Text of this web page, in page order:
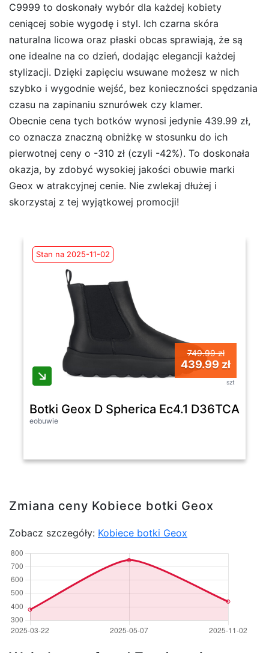
C9999 to doskonały wybór dla każdej kobiety
ceniącej sobie wygodę i styl. Ich czarna skóra
naturalna licowa oraz płaski obcas sprawiają, że są
one idealne na co dzień, dodając elegancji każdej
stylizacji. Dzięki zapięciu wsuwane możesz w nich
szybko i wygodnie wejść, bez konieczności spędzania
czasu na zapinaniu sznurówek czy klamer.
Obecnie cena tych botków wynosi jedynie 439.99 zł,
co oznacza znaczną obniżkę w stosunku do ich
pierwotnej ceny o -310 zł (czyli -42%). To doskonała
okazja, by zdobyć wysokiej jakości obuwie marki
Geox w atrakcyjnej cenie. Nie zwlekaj dłużej i
skorzystaj z tej wyjątkowej promocji!
Stan na 2025-11-02
749.99 zł
439.99 zł
szt
Botki Geox D Spherica Ec4.1 D36TCA
eobuwie
Zmiana ceny Kobiece botki Geox
Zobacz szczegóły: Kobiece botki Geox